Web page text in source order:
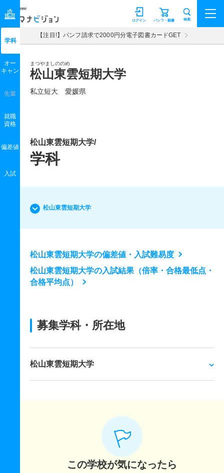
マナビジョン パンフ・願書
ログイン 検索
【注目!】パンフ請求で2000円分電子図書カードGET
まつやましののめ
松山東雲短期大学
私立短大 愛媛県
学科
オー
キャン
先輩
就職
資格
偏差値
入試
松山東雲短期大学/
学科
松山東雲短期大学
松山東雲短期大学の偏差値・入試難易度
松山東雲短期大学の入試結果（倍率・合格最低点・
合格平均点）
募集学科・所在地
松山東雲短期大学
この学校が気になったら